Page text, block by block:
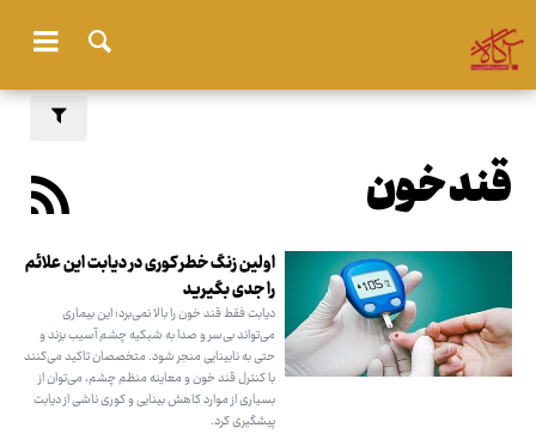
قند خون
اولین زنگ خطر کوری در دیابت این علائم
را جدی بگیرید
دیابت فقط قند خون را بالا نمی‌برد؛ این بیماری
می‌تواند بی‌سر و صدا به شبکیه چشم آسیب بزند و
حتی به نابینایی منجر شود. متخصصان تاکید می‌کنند
با کنترل قند خون و معاینه منظم چشم، می‌توان از
بسیاری از موارد کاهش بینایی و کوری ناشی از دیابت
پیشگیری کرد.